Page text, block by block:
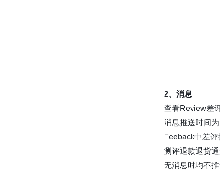
2、 消息
查看Review差
消息推送时间
Feeback中差
测评退款退货
无消息时均不